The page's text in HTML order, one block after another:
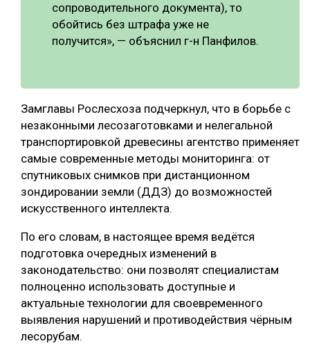
сопроводительного документа), то
обойтись без штрафа уже не
получится», — объяснил г-н Панфилов.
Замглавы Рослесхоза подчеркнул, что в борьбе с
незаконными лесозаготовками и нелегальной
транспортировкой древесины агентство применяет
самые современные методы мониторинга: от
спутниковых снимков при дистанционном
зондировании земли (ДДЗ) до возможностей
искусственного интеллекта.
По его словам, в настоящее время ведётся
подготовка очередных изменений в
законодательство: они позволят специалистам
полноценно использовать доступные и
актуальные технологии для своевременного
выявления нарушений и противодействия чёрным
лесорубам.